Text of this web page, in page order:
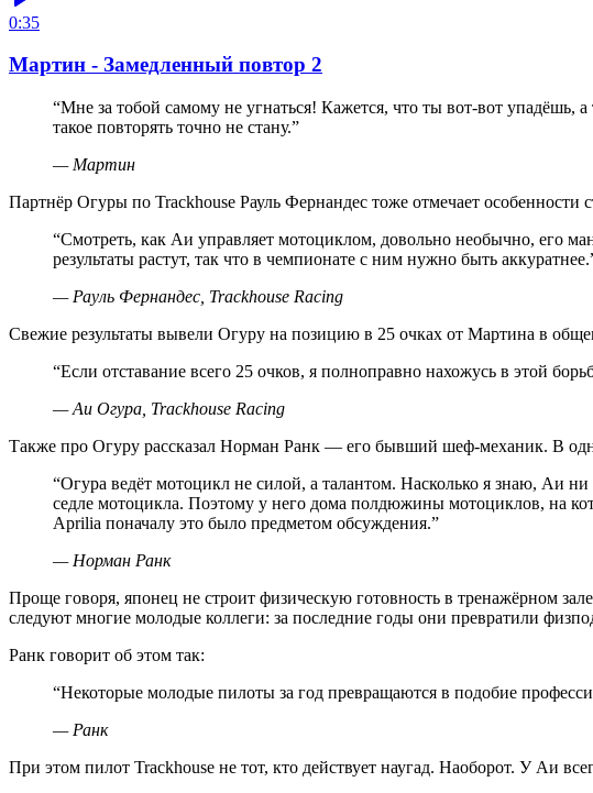
0:35
Мартин - Замедленный повтор 2
“Мне за тобой самому не угнаться! Кажется, что ты вот-вот
такое повторять точно не стану.”
— Мартин
Партнёр Огуры по Trackhouse Рауль Фернандес тоже отмечает особенности
“Смотреть, как Аи управляет мотоциклом, довольно необычно, его
результаты растут, так что в чемпионате с ним нужно быть аккуратнее.
— Рауль Фернандес, Trackhouse Racing
Свежие результаты вывели Огуру на позицию в 25 очках от Мартина в
“Если отставание всего 25 очков, я полноправно нахожусь в этой
—Аи Огура, Trackhouse Racing
Также про Огуру рассказал Норман Ранк — его бывший шеф-механик. В
“Огура ведёт мотоцикл не силой, а талантом. Насколько я знаю, Аи
седле мотоцикла. Поэтому у него дома полдюжины мотоциклов, на
Aprilia поначалу это было предметом обсуждения.”
— Норман Ранк
Проще говоря, японец не строит физическую готовность в тренажёрном
следуют многие молодые коллеги: за последние годы они превратили
Ранк говорит об этом так:
“Некоторые молодые пилоты за год превращаются в подобие
— Ранк
При этом пилот Trackhouse не тот, кто действует наугад. Наоборот. У Аи